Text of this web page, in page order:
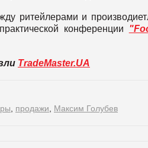
ритейлерами и
конференции
TradeMaster.UA
продажи Максим Голубев